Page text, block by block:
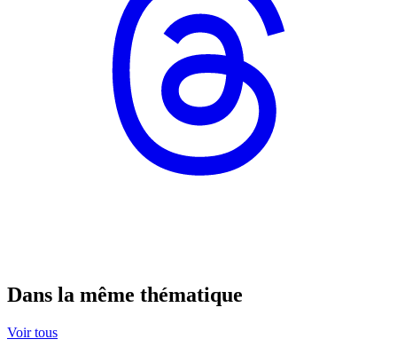
Dans la même thématique
Voir tous